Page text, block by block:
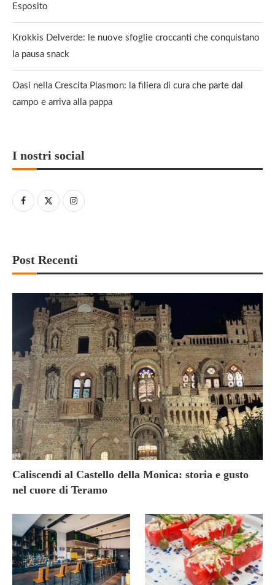
Esposito
Krokkis Delverde: le nuove sfoglie croccanti che conquistano
la pausa snack
Oasi nella Crescita Plasmon: la filiera di cura che parte dal
campo e arriva alla pappa
I nostri social
Post Recenti
Caliscendi al Castello della Monica: storia e gusto
nel cuore di Teramo